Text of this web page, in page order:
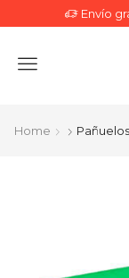
Envío
Menu
Home